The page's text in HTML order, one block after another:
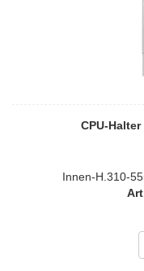
CPU-
Innen-H.310-